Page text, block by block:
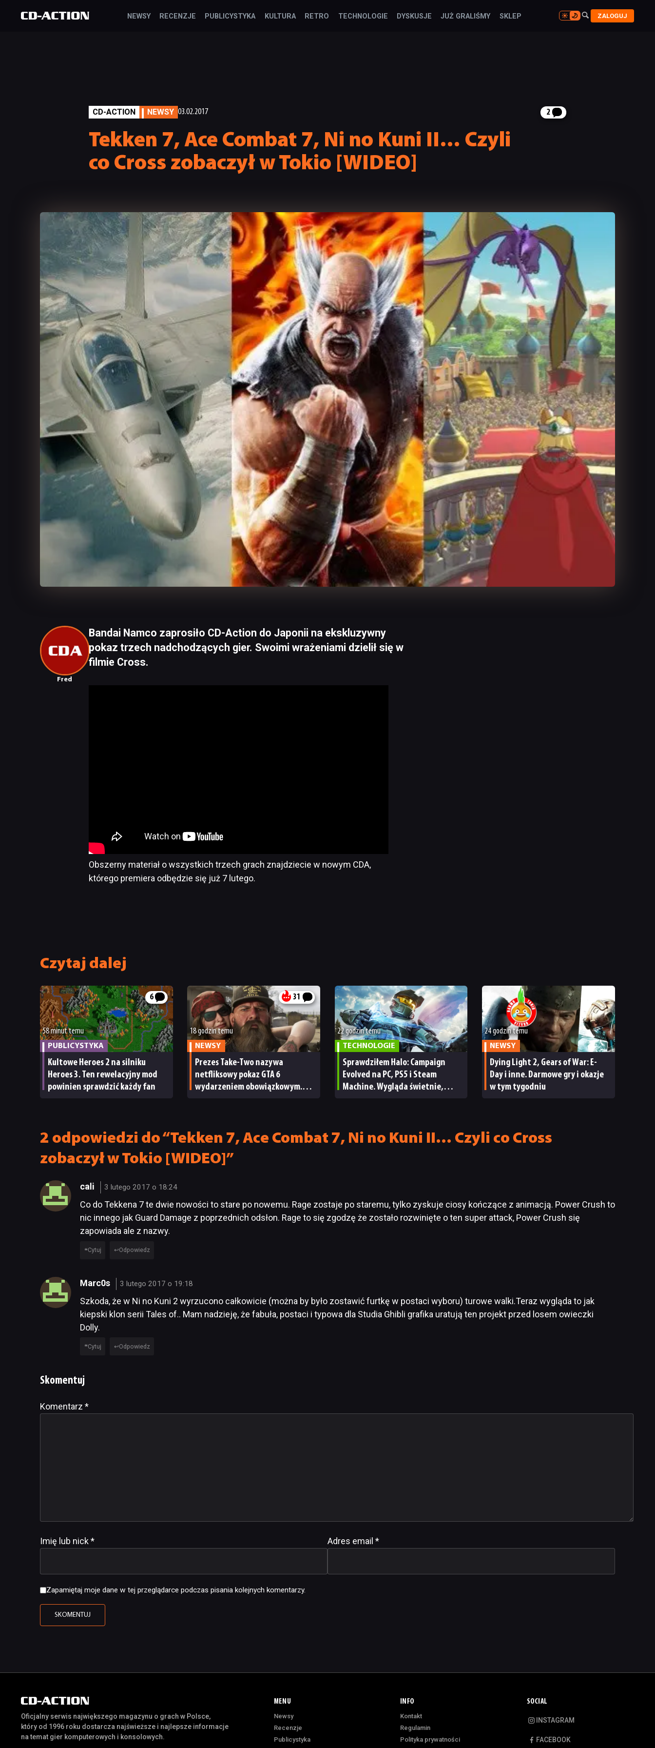
NEWSY RECENZJE PUBLICYSTYKA KULTURA RETRO TECHNOLOGIE DYSKUSJE JUŻ GRALIŚMY SKLEP 
 ZALOGUJ
CD-ACTION NEWSY 03.02.2017 2
Tekken 7, Ace Combat 7, Ni no Kuni II… Czyli
co Cross zobaczył w Tokio [WIDEO]
Fred
Bandai Namco zaprosiło CD-Action do Japonii na ekskluzywny
pokaz trzech nadchodzących gier. Swoimi wrażeniami dzielił się w
filmie Cross.
Obszerny materiał o wszystkich trzech grach znajdziecie w nowym CDA,
którego premiera odbędzie się już 7 lutego.
Czytaj dalej
6
58 minut temu
PUBLICYSTYKA
Kultowe Heroes 2 na silniku
Heroes 3. Ten rewelacyjny mod
powinien sprawdzić każdy fan
31
18 godzin temu
NEWSY
Prezes Take-Two nazywa
netfliksowy pokaz GTA 6
wydarzeniem obowiązkowym.
22 godzin temu
TECHNOLOGIE
Sprawdziłem Halo: Campaign
Evolved na PC, PS5 i Steam
Machine. Wygląda świetnie,
24 godzin temu
NEWSY
Dying Light 2, Gears of War: E-
Day i inne. Darmowe gry i okazje
w tym tygodniu
2 odpowiedzi do “Tekken 7, Ace Combat 7, Ni no Kuni II… Czyli co Cross
zobaczył w Tokio [WIDEO]”
cali 3 lutego 2017 o 18:24
Co do Tekkena 7 te dwie nowości to stare po nowemu. Rage zostaje po staremu, tylko zyskuje ciosy kończące z animacją. Power Crush to
nic innego jak Guard Damage z poprzednich odsłon. Rage to się zgodzę że zostało rozwinięte o ten super attack, Power Crush się
zapowiada ale z nazwy.
Cytuj Odpowiedz
Marc0s 3 lutego 2017 o 19:18
Szkoda, że w Ni no Kuni 2 wyrzucono całkowicie (można by było zostawić furtkę w postaci wyboru) turowe walki.Teraz wygląda to jak
kiepski klon serii Tales of.. Mam nadzieję, że fabuła, postaci i typowa dla Studia Ghibli grafika uratują ten projekt przed losem owieczki
Dolly.
Cytuj Odpowiedz
Skomentuj
Komentarz *
Imię lub nick* Adres email *
Zapamiętaj moje dane w tej przeglądarce podczas pisania kolejnych komentarzy.
Alternative:
Oficjalny serwis największego magazynu o grach w Polsce,
który od 1996 roku dostarcza najświeższe i najlepsze informacje
na temat gier komputerowych i konsolowych.
MENU
Newsy
Recenzje
Publicystyka
INFO
Kontakt
Regulamin
Polityka prywatności
SOCIAL
INSTAGRAM
FACEBOOK